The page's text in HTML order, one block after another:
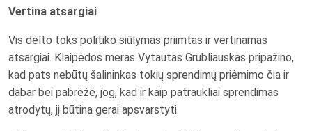
Vertina atsargiai
Vis dėlto toks politiko siūlymas priimtas ir vertinamas
atsargiai. Klaipėdos meras Vytautas Grubliauskas pripažino,
kad pats nebūtų šalininkas tokių sprendimų priėmimo čia ir
dabar bei pabrėžė, jog, kad ir kaip patraukliai sprendimas
atrodytų, jį būtina gerai apsvarstyti.